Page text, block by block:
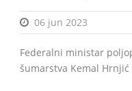
06 jun 2023
Federalni ministar
šumarstva Kemal Hrnjić